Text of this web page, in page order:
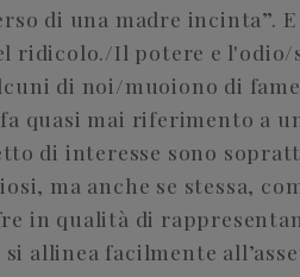
di una madre incinta”. E
ridicolo./Il potere e l'odio/
di noi/muoiono di
quasi mai riferimento a
di interesse sono
ma anche se stessa,
in qualità di
allinea facilmente